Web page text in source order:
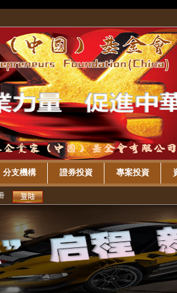
分支機構 證券投資 專案投資